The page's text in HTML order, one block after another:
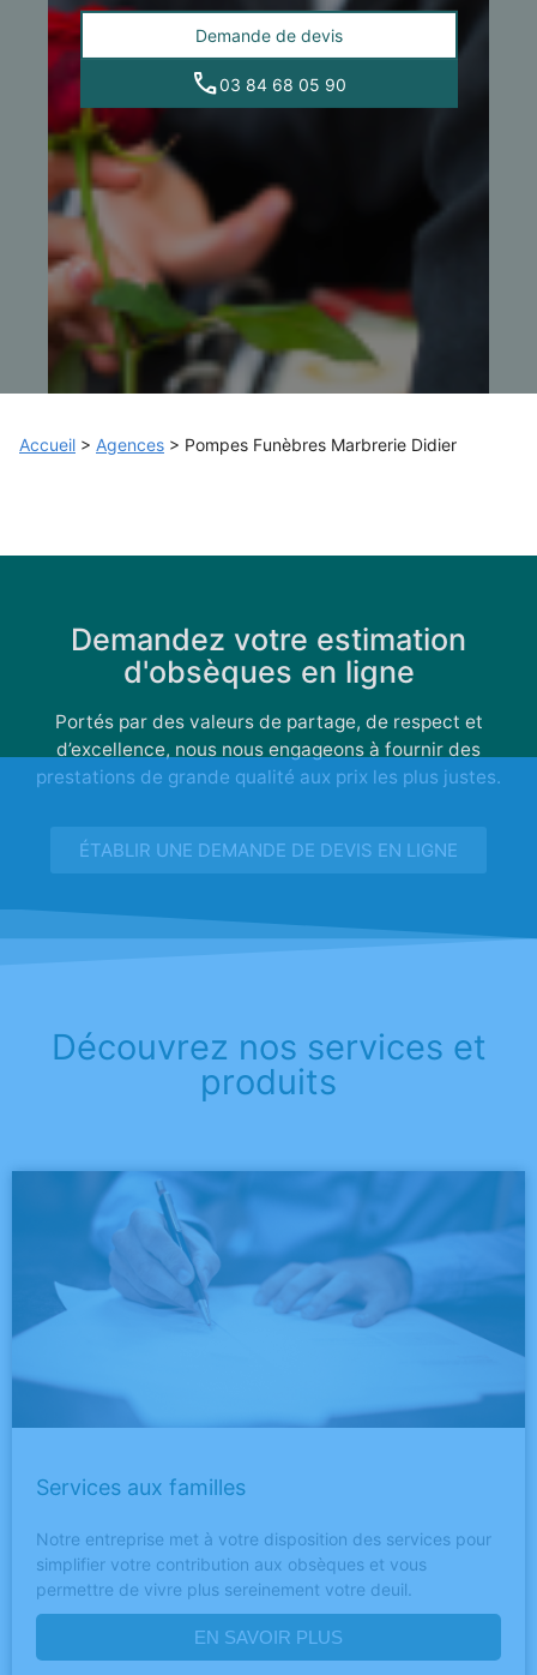
Demande de devis
03 84 68 05 90
Accueil > Agences > Pompes Funèbres Marbrerie Didier
Demandez votre estimation
d'obsèques en ligne
Portés par des valeurs de partage, de respect et
d’excellence, nous nous engageons à fournir des
prestations de grande qualité aux prix les plus justes.
ÉTABLIR UNE DEMANDE DE DEVIS EN LIGNE
Découvrez nos services et
produits
Services aux familles
Notre entreprise met à votre disposition des services pour
simplifier votre contribution aux obsèques et vous
permettre de vivre plus sereinement votre deuil.
EN SAVOIR PLUS